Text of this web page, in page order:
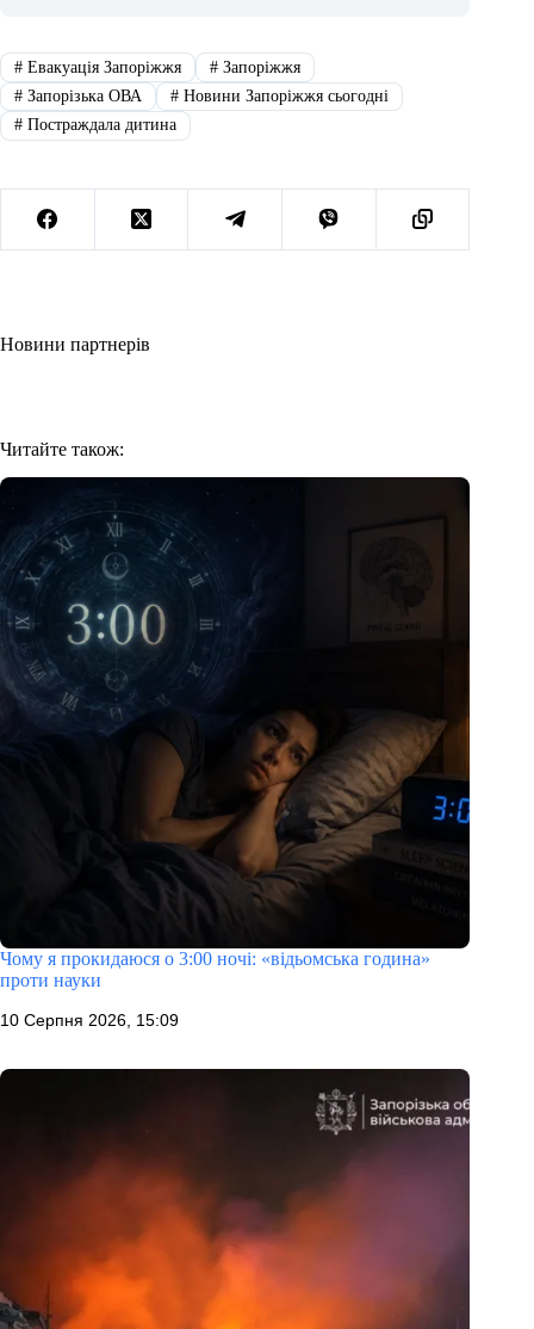
#Евакуація Запоріжжя #Запоріжжя
#Запорізька ОВА #Новини Запоріжжя сьогодні
#Постраждала дитина
Новини партнерів
Читайте також:
Чому я прокидаюся о 3:00 ночі: «відьомська година»
проти науки
10 Серпня 2026, 15:09